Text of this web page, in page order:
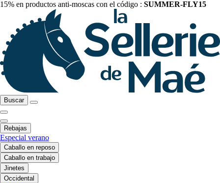
15% en productos anti-moscas con el código : SUMMER-FLY15
Buscar
Rebajas
Especial verano
Caballo en reposo
Caballo en trabajo
Jinetes
Occidental